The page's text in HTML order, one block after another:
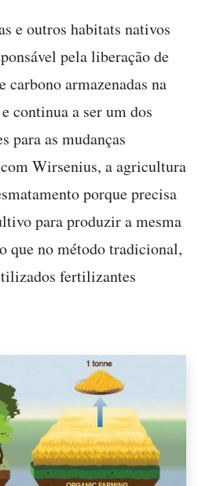
e outros habitats nativos
pela liberação de
carbono armazenadas na
continua a ser um dos
para as mudanças
Wirsenius, a agricultura
porque precisa
para produzir a mesma
que no método tradicional,
fertilizantes